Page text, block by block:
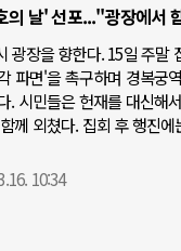
의 날' 선포..."광장에서
광장을 향한다. 15일 주말
파면'을 촉구하며 경복궁
. 시민들은 헌재를 대신해
께 외쳤다. 집회 후 행진
10:34